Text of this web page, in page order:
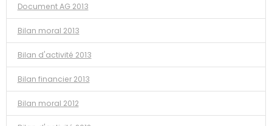
Document AG 2013
Bilan moral 2013
Bilan d'activité 2013
Bilan financier 2013
Bilan moral 2012